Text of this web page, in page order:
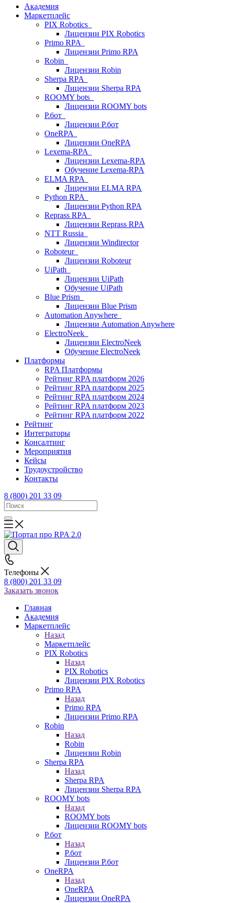
Академия
Маркетплейс
PIX Robotics
Лицензии PIX Robotics
Primo RPA
Лицензии Primo RPA
Robin
Лицензии Robin
Sherpa RPA
Лицензии Sherpa RPA
ROOMY bots
Лицензии ROOMY bots
Р.бот
Лицензии Р.бот
OneRPA
Лицензии OneRPA
Lexema-RPA
Лицензии Lexema-RPA
Обучение Lexema-RPA
ELMA RPA
Лицензии ELMA RPA
Python RPA
Лицензии Python RPA
Reprass RPA
Лицензии Reprass RPA
NTT Russia
Лицензии Windirector
Roboteur
Лицензии Roboteur
UiPath
Лицензии UiPath
Обучение UiPath
Blue Prism
Лицензии Blue Prism
Automation Anywhere
Лицензии Automation Anywhere
ElectroNeek
Лицензии ElectroNeek
Обучение ElectroNeek
Платформы
RPA Платформы
Рейтинг RPA платформ 2026
Рейтинг RPA платформ 2025
Рейтинг RPA платформ 2024
Рейтинг RPA платформ 2023
Рейтинг RPA платформ 2022
Рейтинг
Интеграторы
Консалтинг
Mероприятия
Кейсы
Трудоустройство
Контакты
8 (800) 201 33 09
Телефоны
8 (800) 201 33 09
Заказать звонок
Главная
Академия
Маркетплейс
Назад
Маркетплейс
PIX Robotics
Назад
PIX Robotics
Лицензии PIX Robotics
Primo RPA
Назад
Primo RPA
Лицензии Primo RPA
Robin
Назад
Robin
Лицензии Robin
Sherpa RPA
Назад
Sherpa RPA
Лицензии Sherpa RPA
ROOMY bots
Назад
ROOMY bots
Лицензии ROOMY bots
Р.бот
Назад
Р.бот
Лицензии Р.бот
OneRPA
Назад
OneRPA
Лицензии OneRPA